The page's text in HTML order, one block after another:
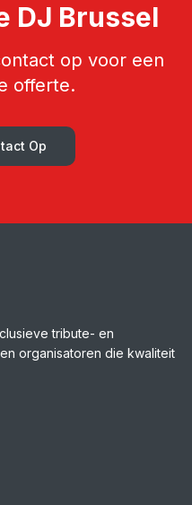
DJ Brussel
op voor een
offerte.
Op
tribute- en
organisatoren die kwaliteit